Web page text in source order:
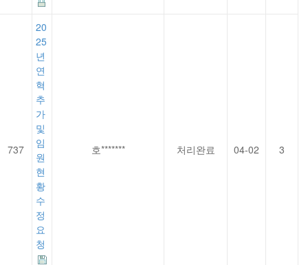
737
20
25
년
연
혁
추
가
및
임
원
현
황
수
정
요
청
호******* 처리완료 04-02 3